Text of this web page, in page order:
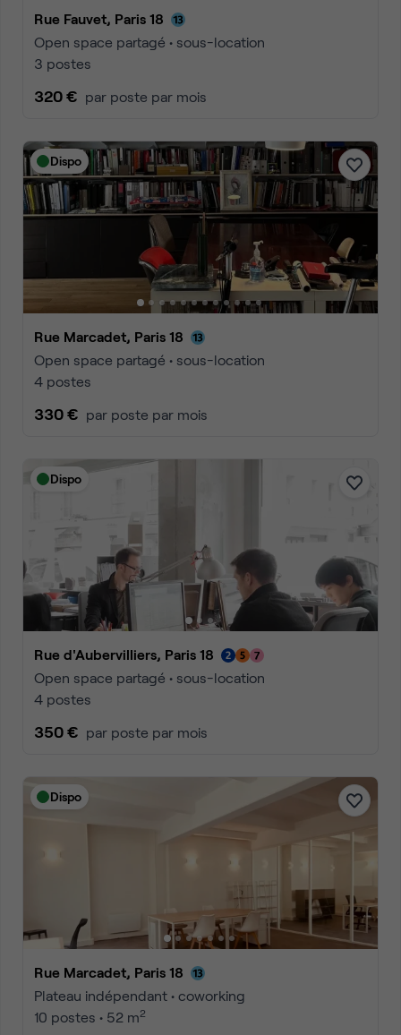
Rue Fauvet, Paris 18
Open space partagé • sous-location
3 postes
320 € par poste par mois
Dispo
Rue Marcadet, Paris 18
Open space partagé • sous-location
4 postes
330 € par poste par mois
Dispo
Rue d'Aubervilliers, Paris 18
Open space partagé • sous-location
4 postes
350 € par poste par mois
Dispo
Rue Marcadet, Paris 18
Plateau indépendant • coworking
10 postes • 52 m2